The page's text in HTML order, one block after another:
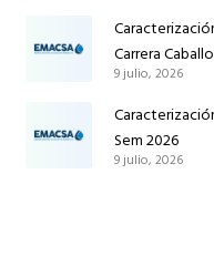
Carrera
9 julio, 2026
Sem 2026
9 julio, 2026